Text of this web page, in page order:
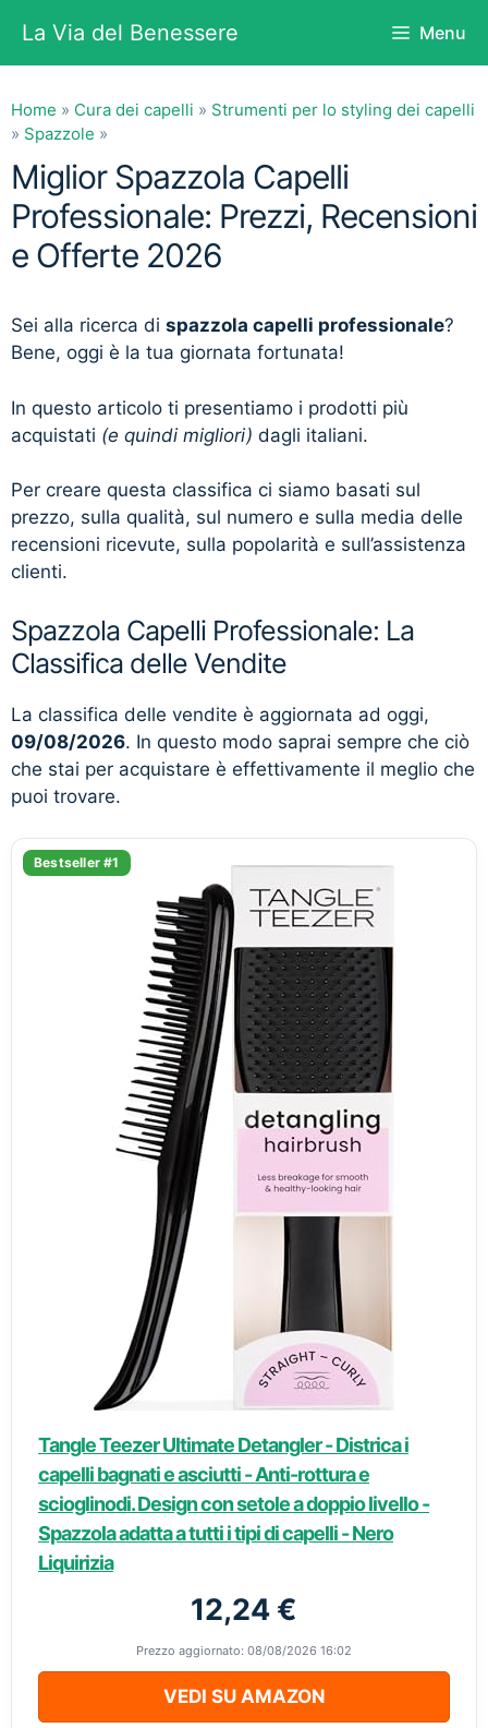
contenuto
La Via del Benessere Menu
Home » Cura dei capelli » Strumenti per lo styling dei capelli
» Spazzole »
Miglior Spazzola Capelli
Professionale: Prezzi, Recensioni
e Offerte 2026
Sei alla ricerca di spazzola capelli professionale?
Bene, oggi è la tua giornata fortunata!
In questo articolo ti presentiamo i prodotti più
acquistati (e quindi migliori) dagli italiani.
Per creare questa classifica ci siamo basati sul
prezzo, sulla qualità, sul numero e sulla media delle
recensioni ricevute, sulla popolarità e sull’assistenza
clienti.
Spazzola Capelli Professionale: La
Classifica delle Vendite
La classifica delle vendite è aggiornata ad oggi,
09/08/2026. In questo modo saprai sempre che ciò
che stai per acquistare è effettivamente il meglio che
puoi trovare.
Bestseller #1
Tangle Teezer Ultimate Detangler - Districa i
capelli bagnati e asciutti - Anti-rottura e
scioglinodi. Design con setole a doppio livello -
Spazzola adatta a tutti i tipi di capelli - Nero
Liquirizia
12,24 €
Prezzo aggiornato: 08/08/2026 16:02
VEDI SU AMAZON